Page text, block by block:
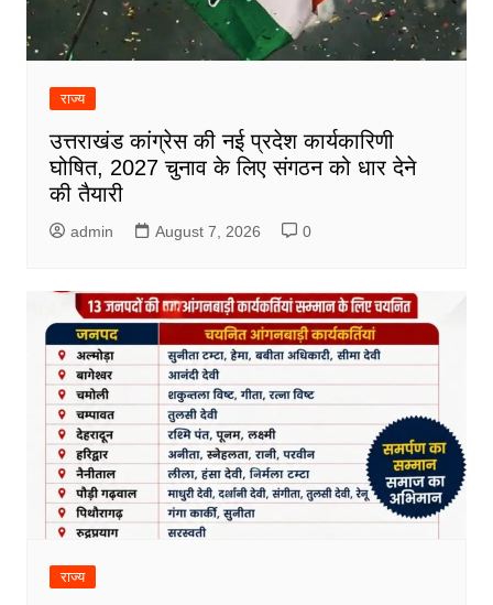
राज्य
उत्तराखंड कांग्रेस की नई प्रदेश कार्यकारिणी
घोषित, 2027 चुनाव के लिए संगठन को धार देने
की तैयारी
admin August 7, 2026 0
राज्य